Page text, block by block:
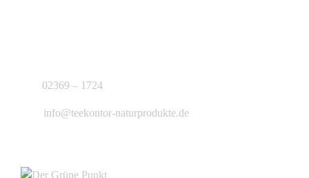
02369 – 1724
info@teekontor-naturprodukte.de